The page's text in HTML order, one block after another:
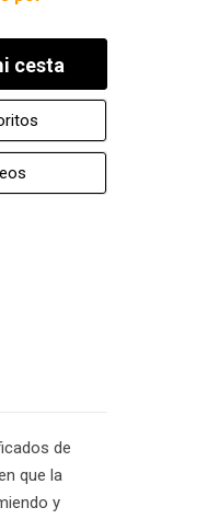
cesta
de
que la
y